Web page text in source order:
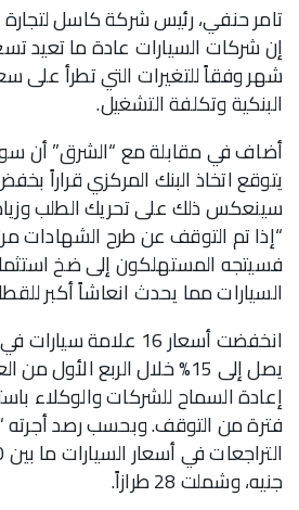
تامر حنفي، رئيس شركة كاسل لتجارة
إن شركات السيارات عادة ما تعيد
شهر وفقاً للتغيرات التي تطرأ على
البنكية وتكلفة التشغيل.
أضاف في مقابلة مع “الشرق” أن
يتوقع اتخاذ البنك المركزي قراراً
سينعكس ذلك على تحريك الطلب
“إذا تم التوقف عن طرح الشهادات
فسيتجه المستهلكون إلى ضخ
السيارات مما يحدث انعاشاً أكبر
انخفضت أسعار 16 علامة
يصل إلى 15% خلال الربع
إعادة السماح للشركات والوكلاء
فترة من التوقف. وبحسب رصد أجرته
جنيه، وشملت 28 طرازاً.